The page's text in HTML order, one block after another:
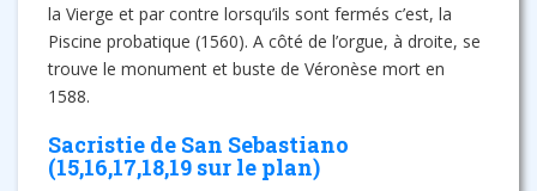
la Vierge et par contre lorsqu’ils sont fermés c’est, la
Piscine probatique (1560). A côté de l’orgue, à droite, se
trouve le monument et buste de Véronèse mort en
1588.
Sacristie de San Sebastiano
(15,16,17,18,19 sur le plan)